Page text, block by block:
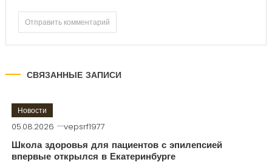
СВЯЗАННЫЕ ЗАПИСИ
Новости
05.08.2026 vepsrf1977
Школа здоровья для пациентов с эпилепсией
впервые открылся в Екатеринбурге